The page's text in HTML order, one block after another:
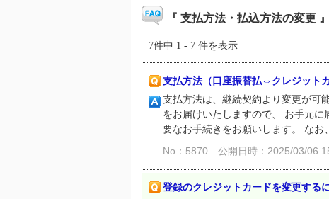
『 支払方法・払込方法の変更
7件中 1 - 7 件を表示
支払方法（口座振替払⇔クレジット
支払方法は、継続契約より変更が可
をお届けいたしますので、 お手元
要なお手続きをお願いします。 なお
No：5870 公開日時：2025/03/06
登録のクレジットカードを変更する